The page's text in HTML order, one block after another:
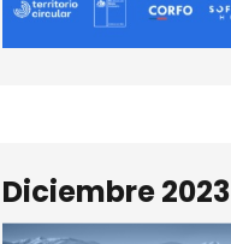
Diciembre 2023